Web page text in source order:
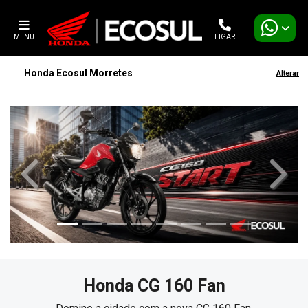
MENU LIGAR
Honda Ecosul Morretes Alterar
templates.template-
HondaCG 160 Fan